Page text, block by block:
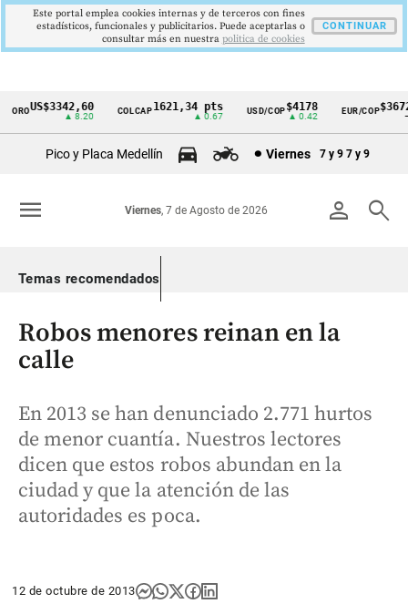
Cintillo
Colombia
OROUS$3342,60
▲ 8.20
COLCAP1621,34 pts
▲ 0.67
USD/COP$4178
▲ 0.42
EUR/COP$3672
Pico y Placa Medellín Viernes 7 y 9 7 y 9
person search
Viernes, 7 de Agosto de 2026
menu
Temas recomendados
Robos menores reinan en la
calle
En 2013 se han denunciado 2.771 hurtos
de menor cuantía. Nuestros lectores
dicen que estos robos abundan en la
ciudad y que la atención de las
autoridades es poca.
12 de octubre de 2013
Este portal emplea cookies internas y de terceros con fines
estadísticos, funcionales y publicitarios. Puede aceptarlas o
consultar más en nuestra politica de cookies
CONTINUAR